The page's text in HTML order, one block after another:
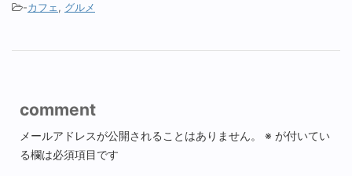
-カフェ, グルメ
comment
メールアドレスが公開されることはありません。 ※ が付いてい
る欄は必須項目です